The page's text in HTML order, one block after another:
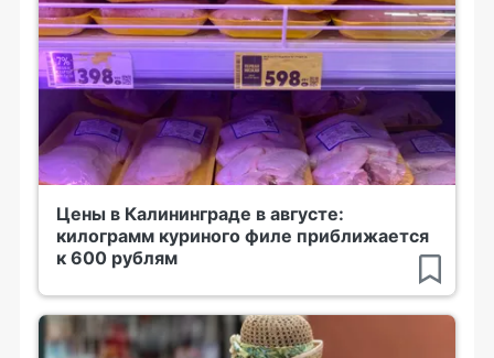
Цены в Калининграде в августе:
килограмм куриного филе приближается
к 600 рублям